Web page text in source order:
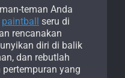
teman Anda
paintball
seru di
rencanakan
diri di balik
dan rebutlah
yang